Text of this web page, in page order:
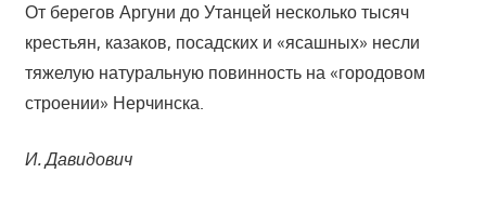
От берегов Аргуни до Утанцей несколько тысяч
крестьян, казаков, посадских и «ясашных» несли
тяжелую натуральную повинность на «городовом
строении» Нерчинска.
И. Давидович